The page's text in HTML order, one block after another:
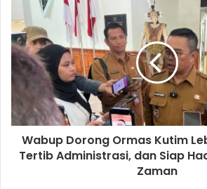
Wabup Dorong Ormas Kutim
Tertib Administrasi, dan Siap
Zaman